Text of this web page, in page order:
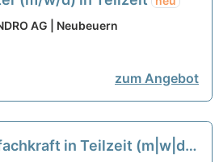
AG | Neubeuern
zum Angebot
in Teilzeit (m|w|d)